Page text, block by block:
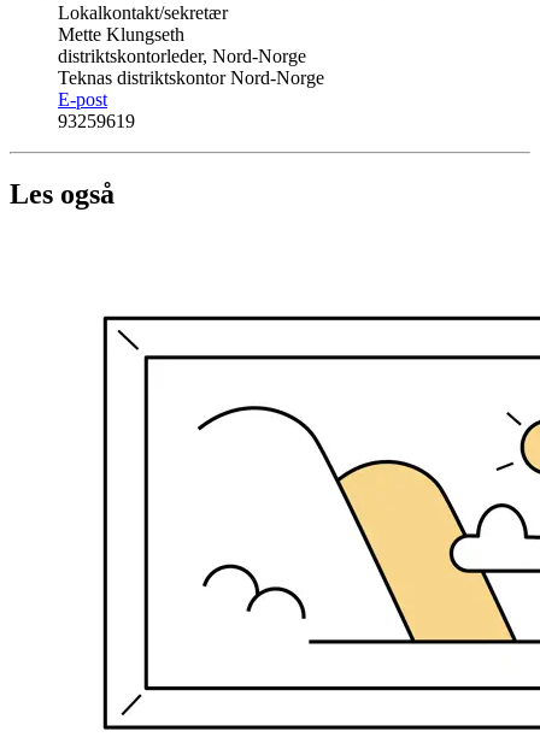
Lokalkontakt/sekretær
Mette Klungseth
distriktskontorleder, Nord-Norge
Teknas distriktskontor Nord-Norge
E-post
93259619
Les også